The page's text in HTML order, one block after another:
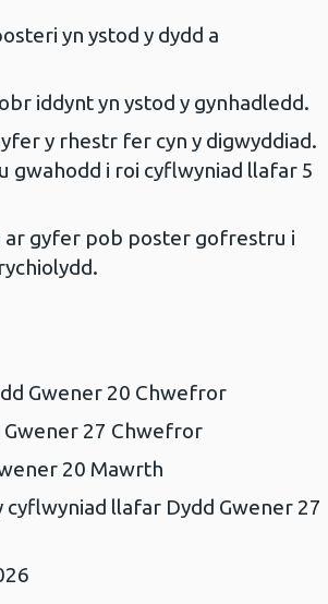
yn ystod y dydd a
iddynt yn ystod y gynhadledd.
y rhestr fer cyn y digwyddiad.
gwahodd i roi cyflwyniad llafar 5
ar gyfer pob poster gofrestru i
Gwener 20 Chwefror
Gwener 27 Chwefror
20 Mawrth
llafar Dydd Gwener 27